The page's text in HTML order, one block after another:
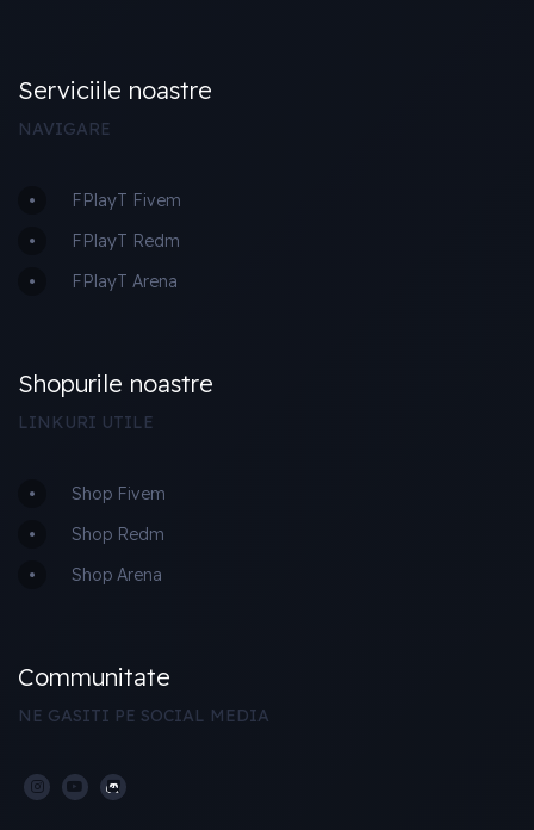
Serviciile noastre
NAVIGARE
FPlayT Fivem
FPlayT Redm
FPlayT Arena
Shopurile noastre
LINKURI UTILE
Shop Fivem
Shop Redm
Shop Arena
Communitate
NE GASITI PE SOCIAL MEDIA